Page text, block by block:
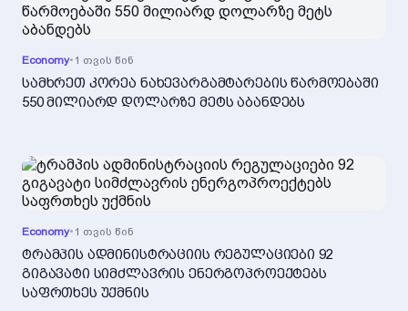
Economy•1 თვის წინ
სამხრეთ კორეა ნახევარგამტარების წარმოებაში
550 მილიარდ დოლარზე მეტს აბანდებს
Economy•1 თვის წინ
ტრამპის ადმინისტრაციის რეგულაციები 92
გიგავატი სიმძლავრის ენერგოპროექტებს
საფრთხეს უქმნის